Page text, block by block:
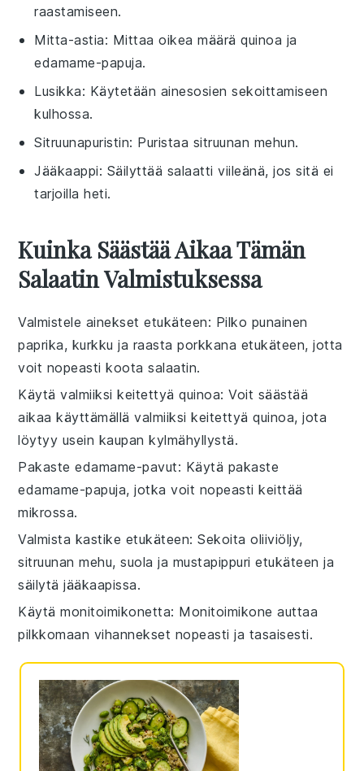
raastamiseen.
Mitta-astia: Mittaa oikea määrä quinoa ja
edamame-papuja.
Lusikka: Käytetään ainesosien sekoittamiseen
kulhossa.
Sitruunapuristin: Puristaa sitruunan mehun.
Jääkaappi: Säilyttää salaatti viileänä, jos sitä ei
tarjoilla heti.
Kuinka Säästää Aikaa Tämän
Salaatin Valmistuksessa
Valmistele ainekset etukäteen: Pilko punainen
paprika, kurkku ja raastaporkkana etukäteen, jotta
voit nopeasti koota salaatin.
Käytä valmiiksi keitettyä quinoa: Voit säästää
aikaa käyttämällä valmiiksi keitettyäquinoa, jota
löytyy usein kaupan kylmähyllystä.
Pakaste edamame-pavut: Käytä pakaste
edamame-papuja, jotka voit nopeasti keittää
mikrossa.
Valmista kastike etukäteen: Sekoitaoliiviöljy,
sitruunan mehu,suola ja mustapippuri etukäteen ja
säilytä jääkaapissa.
Käytä monitoimikonetta: Monitoimikone auttaa
pilkkomaan vihannekset nopeasti ja tasaisesti.